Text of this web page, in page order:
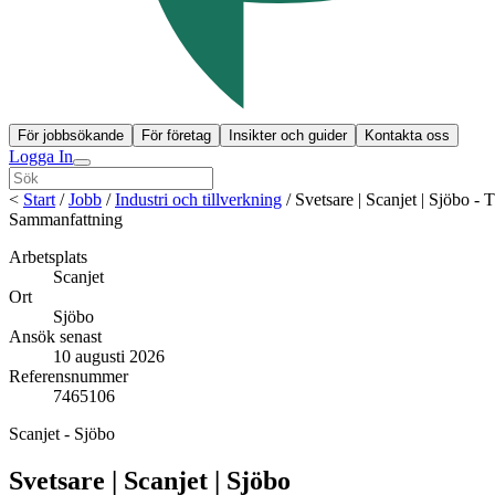
För jobbsökande För företag Insikter och guider Kontakta oss
Logga In
< Start /Jobb /Industri och tillverkning / Svetsare | Scanjet | Sjöbo -
Sammanfattning
Arbetsplats
Scanjet
Ort
Sjöbo
Ansök senast
10 augusti 2026
Referensnummer
7465106
Scanjet - Sjöbo
Svetsare | Scanjet | Sjöbo